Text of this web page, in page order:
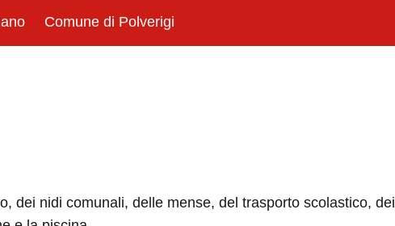
Comune di Polverigi
dei nidi comunali, delle mense, del trasporto scolastico, dei